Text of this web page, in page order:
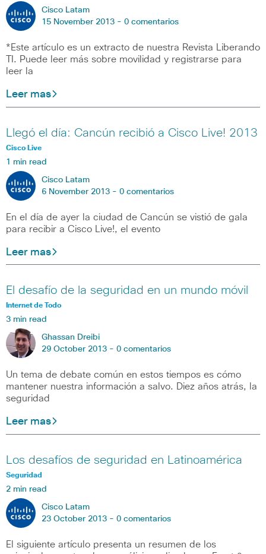
Cisco Latam
15 November 2013 - 0 comentarios
*Este artículo es un extracto de nuestra Revista Liberando
TI. Puede leer más sobre movilidad y registrarse para
leer la
Leer mas
Llegó el día: Cancún recibió a Cisco Live! 2013
Cisco Live
1 min read
Cisco Latam
6 November 2013 - 0 comentarios
En el día de ayer la ciudad de Cancún se vistió de gala
para recibir a Cisco Live!, el evento
Leer mas
El desafío de la seguridad en un mundo móvil
Internet de Todo
3 min read
Ghassan Dreibi
29 October 2013 - 0 comentarios
Un tema de debate común en estos tiempos es cómo
mantener nuestra información a salvo. Diez años atrás, la
seguridad
Leer mas
Los desafíos de seguridad en Latinoamérica
Seguridad
2 min read
Cisco Latam
23 October 2013 - 0 comentarios
El siguiente artículo presenta un resumen de los